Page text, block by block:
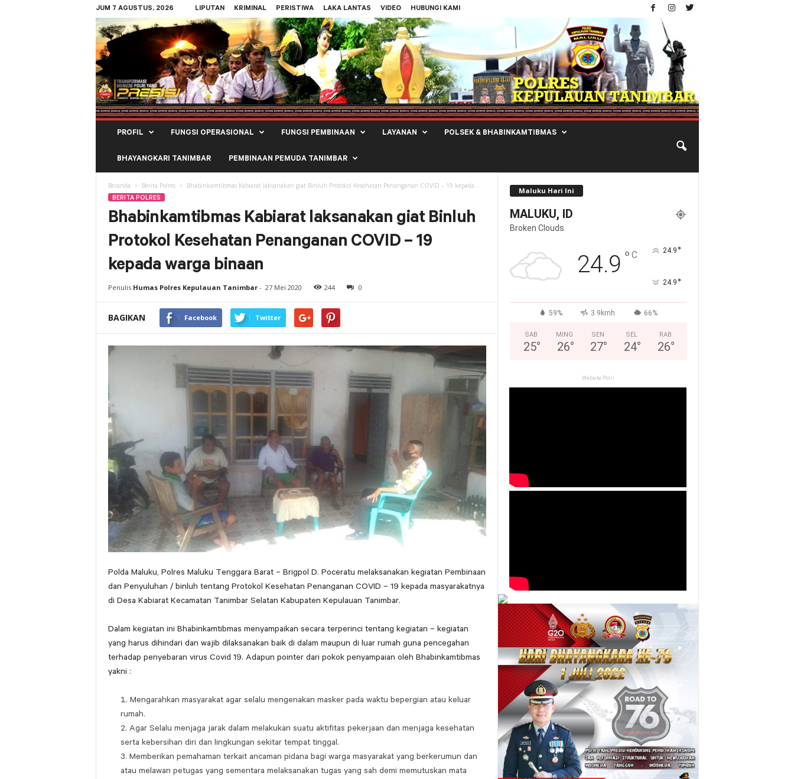
JUM 7 AGUSTUS, 2026 LIPUTAN KRIMINAL PERISTIWA LAKA LANTAS VIDEO HUBUNGI KAMI
Polres
Kepulauan
PROFIL FUNGSI OPERASIONAL FUNGSI PEMBINAAN LAYANAN POLSEK & BHABINKAMTIBMAS
BHAYANGKARI TANIMBAR PEMBINAAN PEMUDA TANIMBAR
Beranda Berita Polres Bhabinkamtibmas Kabiarat laksanakan giat Binluh Protokol Kesehatan Penanganan COVID – 19 kepada...
BERITA POLRES
Bhabinkamtibmas Kabiarat laksanakan giat Binluh
Protokol Kesehatan Penanganan COVID – 19
kepada warga binaan
Penulis Humas Polres Kepulauan Tanimbar- 27 Mei 2020 244 0
BAGIKAN Facebook Twitter
Polda Maluku, Polres Maluku Tenggara Barat – Brigpol D. Poceratu melaksanakan kegiatan Pembinaan
dan Penyuluhan / binluh tentang Protokol Kesehatan Penanganan COVID – 19 kepada masyarakatnya
di Desa Kabiarat Kecamatan Tanimbar Selatan Kabupaten Kepulauan Tanimbar.
Dalam kegiatan ini Bhabinkamtibmas menyampaikan secara terperinci tentang kegiatan – kegiatan
yang harus dihindari dan wajib dilaksanakan baik di dalam maupun di luar rumah guna pencegahan
terhadap penyebaran virus Covid 19. Adapun pointer dari pokok penyampaian oleh Bhabinkamtibmas
yakni :
Mengarahkan masyarakat agar selalu mengenakan masker pada waktu bepergian atau keluar
rumah.
Agar Selalu menjaga jarak dalam melakukan suatu aktifitas pekerjaan dan menjaga kesehatan
serta kebersihan diri dan lingkungan sekitar tempat tinggal.
Memberikan pemahaman terkait ancaman pidana bagi warga masyarakat yang berkerumun dan
atau melawan petugas yang sementara melaksanakan tugas yang sah demi memutuskan mata
Maluku Hari Ini
MALUKU, ID
Broken Clouds
24.9 ° C 24.9 °
24.9 °
59% 3.9kmh 66%
SAB
25°
MING
26°
SEN
27°
SEL
24°
RAB
26°
Website Polri